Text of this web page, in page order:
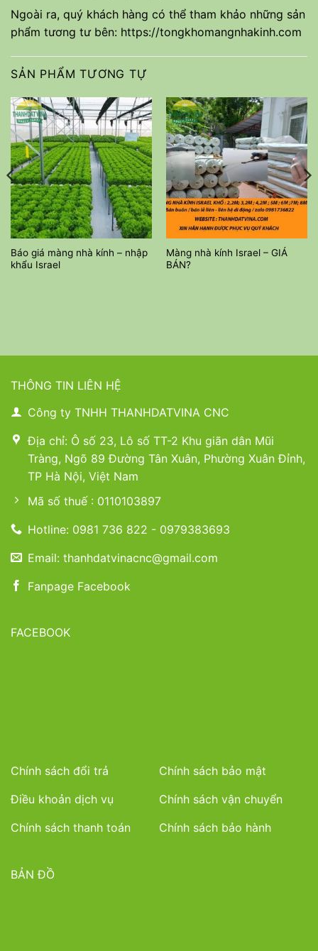
Ngoài ra, quý khách hàng có thể tham khảo những sản
phẩm tương tư bên: https://tongkhomangnhakinh.com
SẢN PHẨM TƯƠNG TỰ
Báo giá màng nhà kính – nhập
khẩu Israel
Màng nhà kính Israel – GIÁ
BÁN?
THÔNG TIN LIÊN HỆ
Công ty TNHH THANHDATVINA CNC
Địa chỉ: Ô số 23, Lô số TT-2 Khu giãn dân Mũi
Tràng, Ngõ 89 Đường Tân Xuân, Phường Xuân Đỉnh,
TP Hà Nội, Việt Nam
Mã số thuế : 0110103897
Hotline: 0981 736 822 - 0979383693
Email: thanhdatvinacnc@gmail.com
Fanpage Facebook
FACEBOOK
Chính sách đổi trả
Chính sách bảo mật
Điều khoản dịch vụ
Chính sách vận chuyển
Chính sách thanh toán
Chính sách bảo hành
BẢN ĐỒ